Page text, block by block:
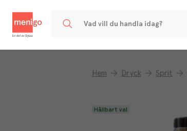
Hem Dryck Sprit
Hållbart val